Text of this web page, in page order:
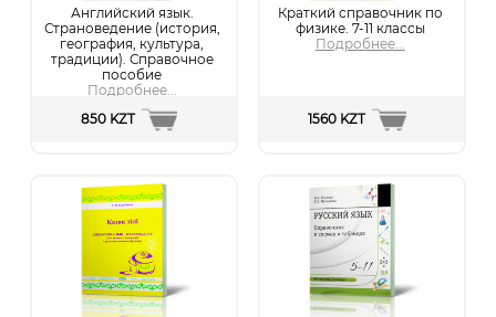
Английский язык.
Страноведение (история,
география, культура,
традиции). Справочное
пособие
Подробнее...
850 KZT
Краткий справочник по
физике. 7-11 классы
Подробнее...
1560 KZT